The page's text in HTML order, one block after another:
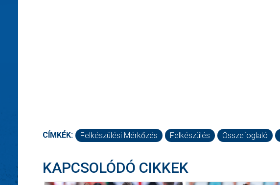
CÍMKÉK: Felkészülési Mérkőzés Felkészülés Összefoglaló
KAPCSOLÓDÓ CIKKEK